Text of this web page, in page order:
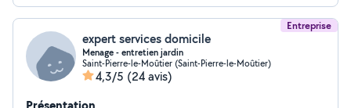
Entreprise
expert services domicile
Menage - entretien jardin
Saint-Pierre-le-Moûtier (Saint-Pierre-le-Moûtier)
4,3/5 (24 avis)